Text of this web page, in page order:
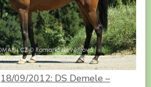
18/09/2012: DS Demele –